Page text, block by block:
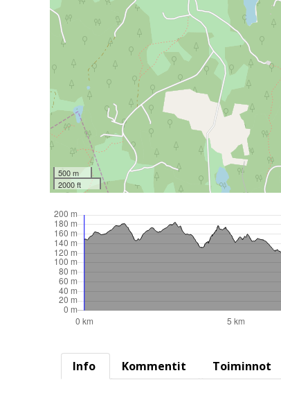
500 m
2000 ft
Info Kommentit Toiminnot